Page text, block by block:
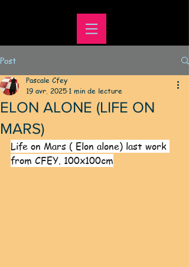
Post
ELON ALONE (LIFE ON
MARS)
Pascale Cfey
19 avr. 2025 1 min de lecture
Life on Mars ( Elon alone) last work
from CFEY. 100x100cm